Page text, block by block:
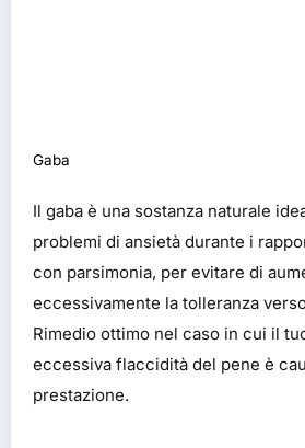
Gaba
Il gaba è una sostanza naturale
problemi di ansietà durante i
con parsimonia, per evitare di
eccessivamente la tolleranza
Rimedio ottimo nel caso in cui il
eccessiva flaccidità del pene è
prestazione.